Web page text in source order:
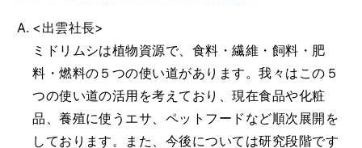
<出雲社長>
ミドリムシは植物資源で、食料・繊維・飼料・肥
料・燃料の５つの使い道があります。我々はこの５
つの使い道の活用を考えており、現在食品や化粧
品、養殖に使うエサ、ペットフードなど順次展開を
しております。また、今後については研究段階です